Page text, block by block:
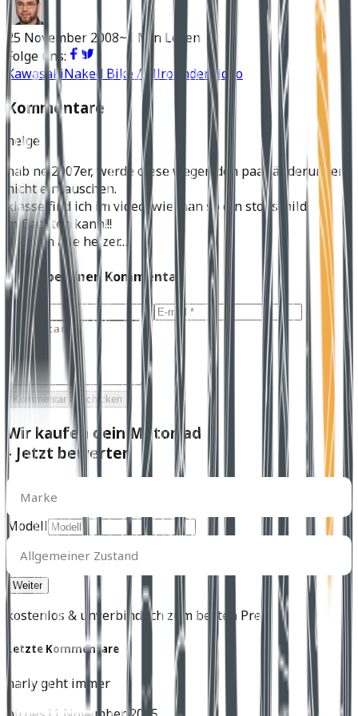
25 November 2008~1 Min Lesen
Folge uns:
KawasakiNaked Bike / AllrounderVideo
Kommentare
helge
hab ne 2007er, werde diese wegen den paar änderungen
nicht eintauschen.
klasse find ich im video, wie man so ein stopschild
mißachten kann!!!
gruß an alle heizer…
Schreibe einen Kommentar
Kommentar abschicken
Wir kaufen dein Motorrad
- Jetzt bewerten
Marke
Marke
Modell
Allgemeiner
Zustand
Allgemeiner Zustand
kostenlos & unverbindlich zum besten Preis
Letzte Kommentare
harly geht immer